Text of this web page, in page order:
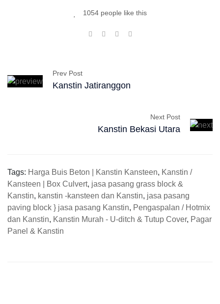
1054 people like this
Prev Post
Kanstin Jatiranggon
Next Post
Kanstin Bekasi Utara
Tags: Harga Buis Beton | Kanstin Kansteen, Kanstin /
Kansteen | Box Culvert, jasa pasang grass block &
Kanstin, kanstin -kansteen dan Kanstin, jasa pasang
paving block } jasa pasang Kanstin, Pengaspalan / Hotmix
dan Kanstin, Kanstin Murah - U-ditch & Tutup Cover, Pagar
Panel & Kanstin